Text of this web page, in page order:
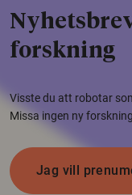
forskning
Visste du att robotar
Missa ingen ny
Jag vill